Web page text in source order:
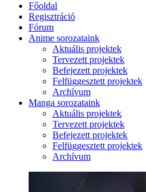
Főoldal
Regisztráció
Fórum
Anime sorozataink
Aktuális projektek
Tervezett projektek
Befejezett projektek
Felfüggesztett projektek
Archívum
Manga sorozataink
Aktuális projektek
Tervezett projektek
Befejezett projektek
Felfüggesztett projektek
Archívum